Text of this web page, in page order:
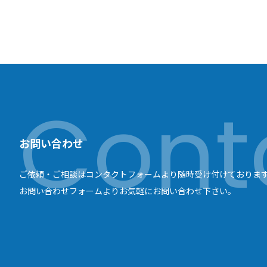
お問い合わせ
ご依頼・ご相談はコンタクトフォームより随時受け付けておりま
お問い合わせフォームよりお気軽にお問い合わせ下さい。